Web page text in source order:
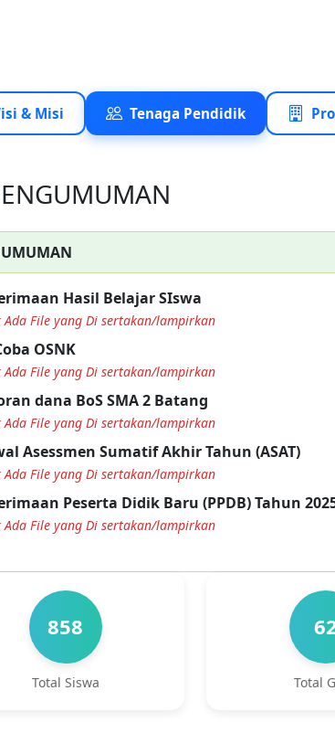
& Misi Tenaga Pendidik
Hasil Belajar SIswa
Ada File yang Di sertakan/lampirkan
OSNK
Ada File yang Di sertakan/lampirkan
dana BoS SMA 2 Batang
Ada File yang Di sertakan/lampirkan
Asessmen Sumatif Akhir Tahun (ASAT)
Ada File yang Di sertakan/lampirkan
Peserta Didik Baru (PPDB) Tahun
Ada File yang Di sertakan/lampirkan
858
Total Siswa Total